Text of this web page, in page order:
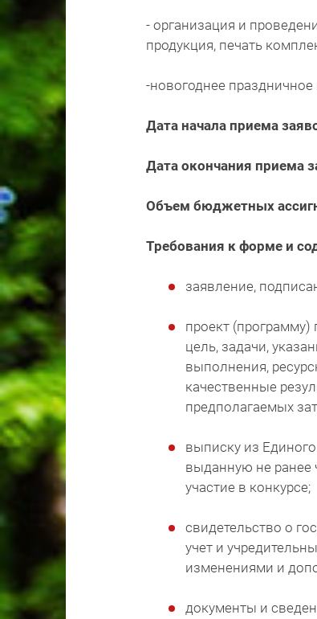
- организация и
продукция, печать
-новогоднее
Дата начала приема
Дата окончания приема
Объем бюджетных
Требования к форме и
заявление,
проект
цель, задачи,
выполнения,
качественные
предполагаемых
выписку из
выданную не ранее
участие в конкурсе;
свидетельство о
учет и
изменениями и
документы и